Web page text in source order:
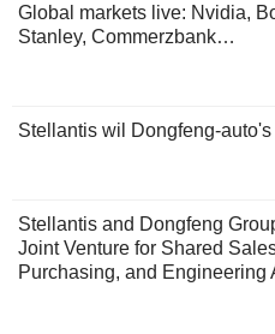
Global markets live: Nvidia,
Stanley, Commerzbank…
Stellantis wil Dongfeng-
Stellantis and Dongfeng
Joint Venture for Shared
Purchasing, and Engineering